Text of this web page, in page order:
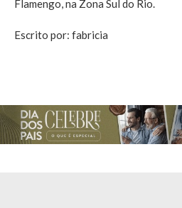
Flamengo, na Zona Sul do Rio.
Escrito por: fabricia